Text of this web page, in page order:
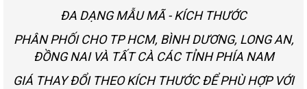
ĐA DẠNG MẪU MÃ - KÍCH THƯỚC
PHÂN PHỐI CHO TP HCM, BÌNH DƯƠNG, LONG AN,
ĐỒNG NAI VÀ TẤT CÀ CÁC TỈNH PHÍA NAM
GIÁ THAY ĐỔI THEO KÍCH THƯỚC ĐỂ PHÙ HỢP VỚI